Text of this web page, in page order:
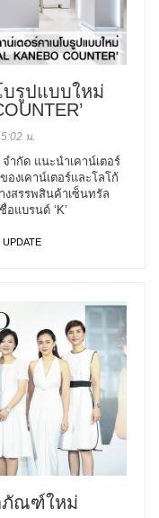
บรูปแบบใหม่
น.
ำกัด แนะนำเคาน์เตอร์
องเคาน์เตอร์และโลโก้
งสรรพสินค้าเซ็นทรัล
แบรนด์ ‘K’
ภัณฑ์ใหม่